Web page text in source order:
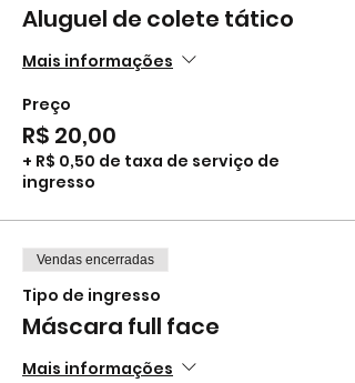
Aluguel de colete tático
Mais informações
Preço
R$ 20,00
+ R$ 0,50 de taxa de serviço de
ingresso
Vendas encerradas
Tipo de ingresso
Máscara full face
Mais informações